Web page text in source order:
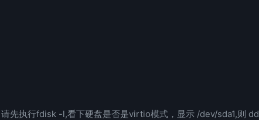
先执行fdisk -l,看下硬盘是否是virtio模式，显示 /dev/sda1,则 dd